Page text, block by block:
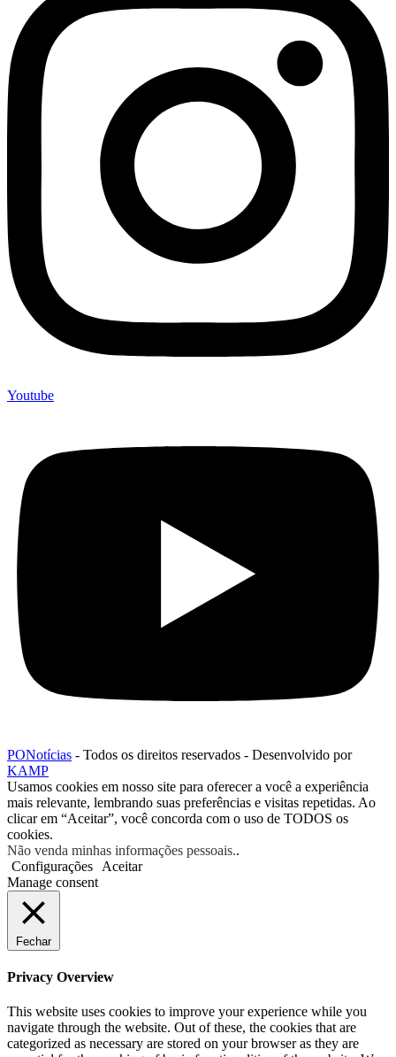
Youtube
PONotícias - Todos os direitos reservados - Desenvolvido por
KAMP
Usamos cookies em nosso site para oferecer a você a experiência
mais relevante, lembrando suas preferências e visitas repetidas. Ao
clicar em “Aceitar”, você concorda com o uso de TODOS os
cookies.
Não venda minhas informações pessoais..
Configurações
Aceitar
Manage consent
Fechar
Privacy Overview
This website uses cookies to improve your experience while you
navigate through the website. Out of these, the cookies that are
categorized as necessary are stored on your browser as they are